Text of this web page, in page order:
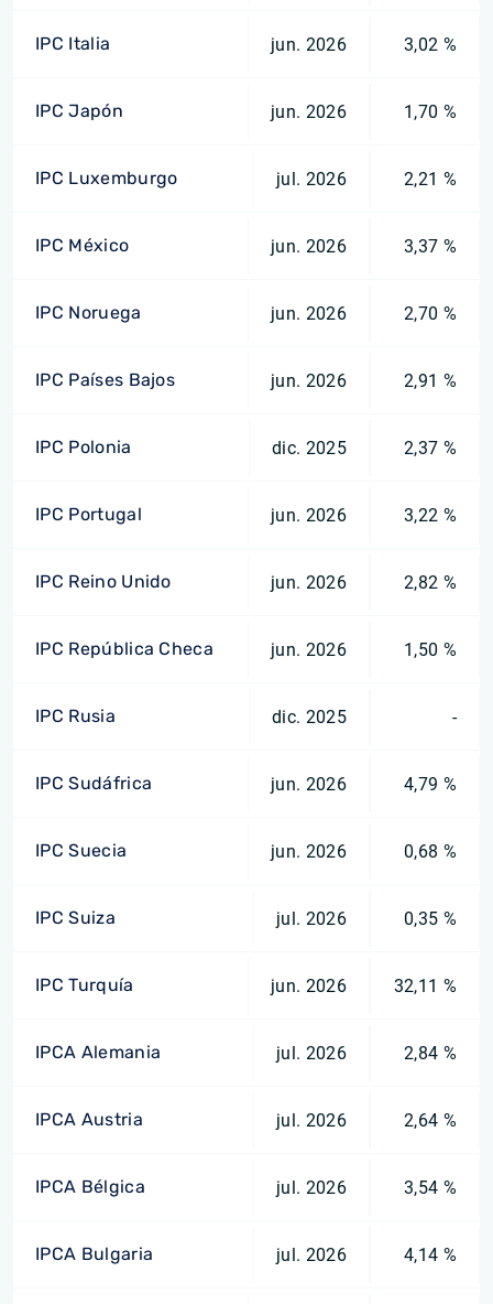
IPC Italia jun. 2026 3,02 %
IPC Japón jun. 2026 1,70 %
IPC Luxemburgo jul. 2026 2,21 %
IPC México jun. 2026 3,37 %
IPC Noruega jun. 2026 2,70 %
IPC Países Bajos jun. 2026 2,91 %
IPC Polonia dic. 2025 2,37 %
IPC Portugal jun. 2026 3,22 %
IPC Reino Unido jun. 2026 2,82 %
IPC República Checa jun. 2026 1,50 %
IPC Rusia dic. 2025 -
IPC Sudáfrica jun. 2026 4,79 %
IPC Suecia jun. 2026 0,68 %
IPC Suiza jul. 2026 0,35 %
IPC Turquía jun. 2026 32,11 %
IPCA Alemania jul. 2026 2,84 %
IPCA Austria jul. 2026 2,64 %
IPCA Bélgica jul. 2026 3,54 %
IPCA Bulgaria jul. 2026 4,14 %